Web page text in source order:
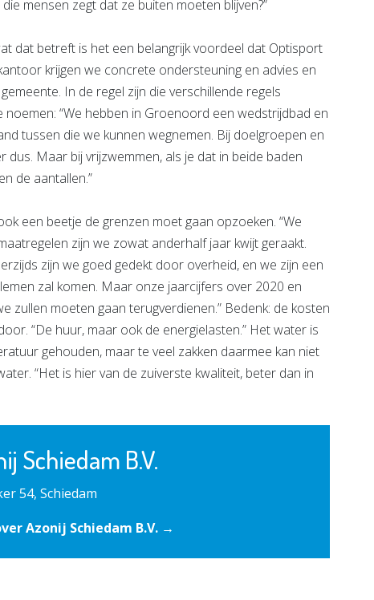
mensen zegt dat ze buiten moeten blijven?”
dat betreft is het een belangrijk voordeel dat Optisport
krijgen we concrete ondersteuning en advies en
In de regel zijn die verschillende regels
noemen: “We hebben in Groenoord een wedstrijdbad en
tussen die we kunnen wegnemen. Bij doelgroepen en
Maar bij vrijzwemmen, als je dat in beide baden
de aantallen.”
een beetje de grenzen moet gaan opzoeken. “We
zijn we zowat anderhalf jaar kwijt geraakt.
zijn we goed gedekt door overheid, en we zijn een
zal komen. Maar onze jaarcijfers over 2020 en
zullen moeten gaan terugverdienen.” Bedenk: de kosten
“De huur, maar ook de energielasten.” Het water is
gehouden, maar te veel zakken daarmee kan niet
“Het is hier van de zuiverste kwaliteit, beter dan in
Schiedam B.V.
54, Schiedam
Azonij Schiedam B.V. →